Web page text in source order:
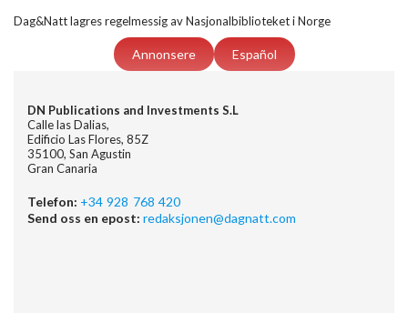
Dag&Natt lagres regelmessig av Nasjonalbiblioteket i Norge
Annonsere Español
DN Publications and Investments S.L
Calle las Dalias,
Edificio Las Flores, 85Z
35100, San Agustin
Gran Canaria
Telefon: +34 928 768 420
Send oss en epost: redaksjonen@dagnatt.com